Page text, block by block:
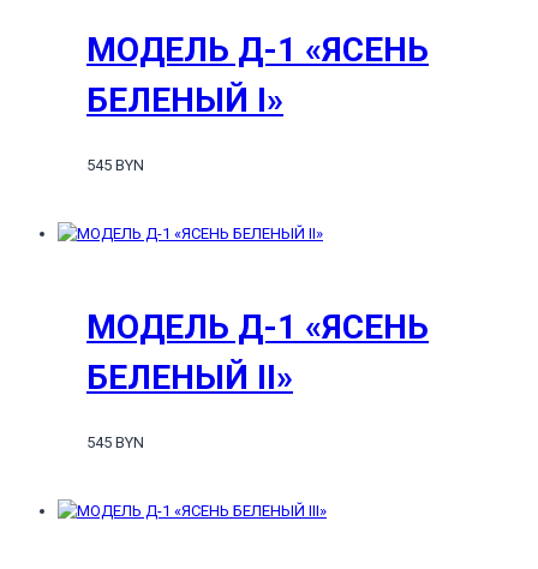
МОДЕЛЬ Д-1 «ЯСЕНЬ
БЕЛЕНЫЙ I»
545 BYN
МОДЕЛЬ Д-1 «ЯСЕНЬ
БЕЛЕНЫЙ II»
545 BYN